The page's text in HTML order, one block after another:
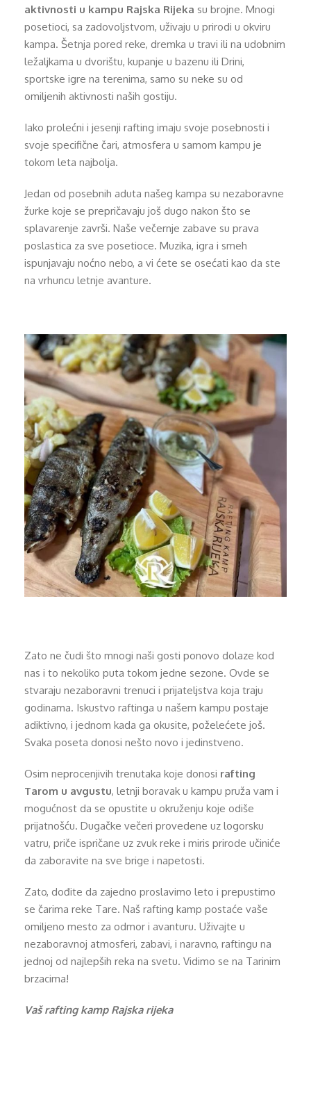
aktivnosti u kampu Rajska Rijeka su brojne. Mnogi
posetioci, sa zadovoljstvom, uživaju u prirodi u okviru
kampa. Šetnja pored reke, dremka u travi ili na udobnim
ležaljkama u dvorištu, kupanje u bazenu ili Drini,
sportske igre na terenima, samo su neke su od
omiljenih aktivnosti naših gostiju.
Iako prolećni i jesenji rafting imaju svoje posebnosti i
svoje specifične čari, atmosfera u samom kampu je
tokom leta najbolja.
Jedan od posebnih aduta našeg kampa su nezaboravne
žurke koje se prepričavaju još dugo nakon što se
splavarenje završi. Naše večernje zabave su prava
poslastica za sve posetioce. Muzika, igra i smeh
ispunjavaju noćno nebo, a vi ćete se osećati kao da ste
na vrhuncu letnje avanture.
Zato ne čudi što mnogi naši gosti ponovo dolaze kod
nas i to nekoliko puta tokom jedne sezone. Ovde se
stvaraju nezaboravni trenuci i prijateljstva koja traju
godinama. Iskustvo raftinga u našem kampu postaje
adiktivno, i jednom kada ga okusite, poželećete još.
Svaka poseta donosi nešto novo i jedinstveno.
Osim neprocenjivih trenutaka koje donosi rafting
Tarom u avgustu, letnji boravak u kampu pruža vam i
mogućnost da se opustite u okruženju koje odiše
prijatnošću. Dugačke večeri provedene uz logorsku
vatru, priče ispričane uz zvuk reke i miris prirode učiniće
da zaboravite na sve brige i napetosti.
Zato, dođite da zajedno proslavimo leto i prepustimo
se čarima reke Tare. Naš rafting kamp postaće vaše
omiljeno mesto za odmor i avanturu. Uživajte u
nezaboravnoj atmosferi, zabavi, i naravno, raftingu na
jednoj od najlepših reka na svetu. Vidimo se na Tarinim
brzacima!
Vaš rafting kamp Rajska rijeka